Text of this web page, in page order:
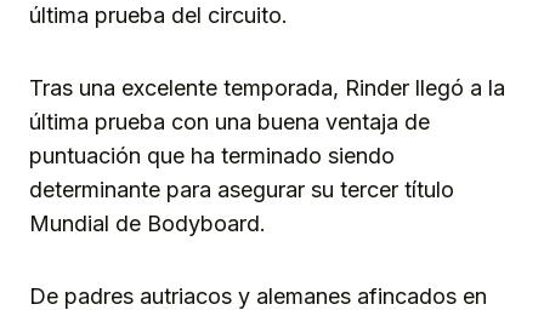
última prueba del circuito.
Tras una excelente temporada, Rinder llegó a la
última prueba con una buena ventaja de
puntuación que ha terminado siendo
determinante para asegurar su tercer título
Mundial de Bodyboard.
De padres autriacos y alemanes afincados en